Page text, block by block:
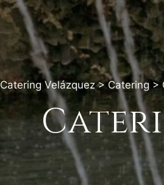
Catering Velázquez> Catering >